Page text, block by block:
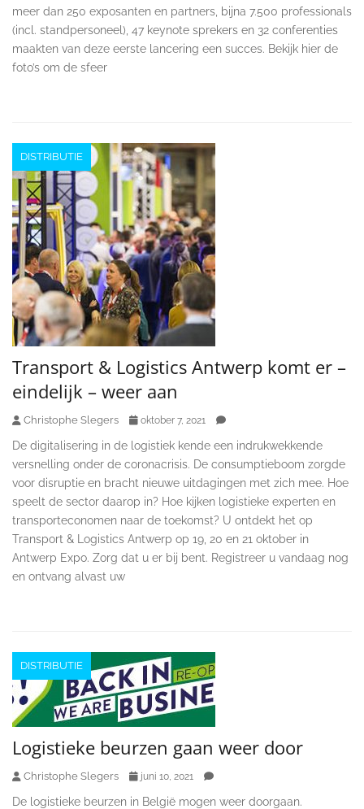
meer dan 250 exposanten en partners, bijna 7.500 professionals
(incl. standpersoneel), 47 keynote sprekers en 32 conferenties
maakten van deze eerste lancering een succes. Bekijk hier de
foto’s om de sfeer
DISTRIBUTIE
Transport & Logistics Antwerp komt er –
eindelijk – weer aan
Christophe Slegers oktober 7, 2021
De digitalisering in de logistiek kende een indrukwekkende
versnelling onder de coronacrisis. De consumptieboom zorgde
voor disruptie en bracht nieuwe uitdagingen met zich mee. Hoe
speelt de sector daarop in? Hoe kijken logistieke experten en
transporteconomen naar de toekomst? U ontdekt het op
Transport & Logistics Antwerp op 19, 20 en 21 oktober in
Antwerp Expo. Zorg dat u er bij bent. Registreer u vandaag nog
en ontvang alvast uw
DISTRIBUTIE
Logistieke beurzen gaan weer door
Christophe Slegers juni 10, 2021
De logistieke beurzen in België mogen weer doorgaan.